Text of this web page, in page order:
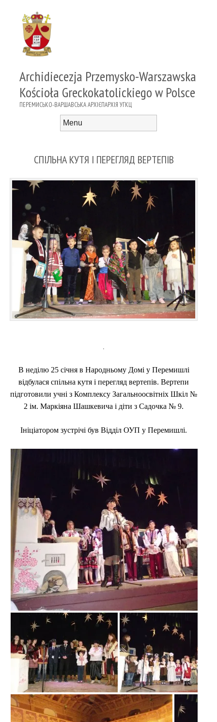
Archidiecezja Przemysko-Warszawska
Kościoła Greckokatolickiego w Polsce
ПЕРЕМИСЬКО-ВАРШАВСЬКА АРХІЄПАРХІЯ УГКЦ
СПІЛЬНА КУТЯ І ПЕРЕГЛЯД ВЕРТЕПІВ
В неділю 25 січня в Народньому Домі у Перемишлі
відбулася спільна кутя і перегляд вертепів. Вертепи
підготовили учні з Комплексу Загальноосвітніх Шкіл №
2 ім. Маркіяна Шашкевича і діти з Садочка № 9.
Ініціатором зустрічі був Відділ ОУП у Перемишлі.